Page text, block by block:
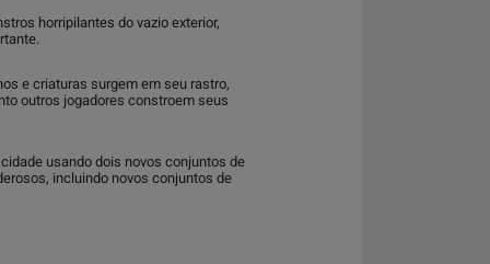
horripilantes do vazio exterior,
e criaturas surgem em seu rastro,
outros jogadores constroem seus
usando dois novos conjuntos de
incluindo novos conjuntos de